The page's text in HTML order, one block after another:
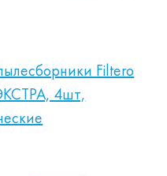
Filtero
4шт,